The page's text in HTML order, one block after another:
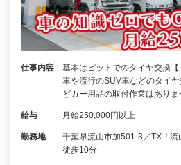
仕事内容
基本はピットでのタイヤ交換
車や流行のSUV車などのタイ
どカー用品の取付作業はあり
給与 月給250,000円以上
勤務地
千葉県流山市加501-3／TX「流
徒歩10分